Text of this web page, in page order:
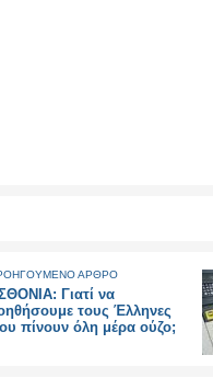
ΑΡΘΡΟ
Γιατί να
τους Έλληνες
πίνουν όλη μέρα ούζο;